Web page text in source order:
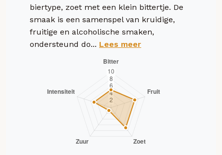
biertype, zoet met een klein bittertje. De
smaak is een samenspel van kruidige,
fruitige en alcoholische smaken,
ondersteund do... Lees meer